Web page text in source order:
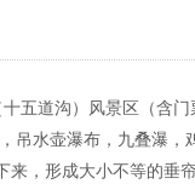
五道沟）风景区（含门
吊水壶瀑布，九叠瀑，
，形成大小不等的